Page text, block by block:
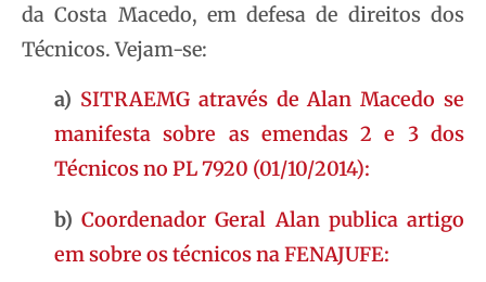
da Costa Macedo, em defesa de direitos dos
Técnicos. Vejam-se:
a) SITRAEMG através de Alan Macedo se
manifesta sobre as emendas 2 e 3 dos
Técnicos no PL 7920 (01/10/2014):
b)Coordenador Geral Alan publica artigo
em sobre os técnicos na FENAJUFE: